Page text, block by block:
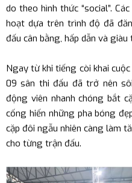
do theo hình thức “social”.
hoạt dựa trên trình độ đã
đấu cân bằng, hấp dẫn và giàu
Ngay từ khi tiếng còi khai
09 sân thi đấu đã trở nên
động viên nhanh chóng bắt
cống hiến những pha bóng
cặp đôi ngẫu nhiên càng làm
cho từng trận đấu.